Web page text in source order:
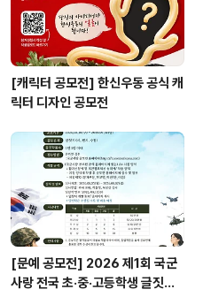
[캐릭터 공모전] 한신우동 공식 캐
릭터 디자인 공모전
[문예 공모전] 2026 제1회 국군
사랑 전국 초·중·고등학생 글짓기